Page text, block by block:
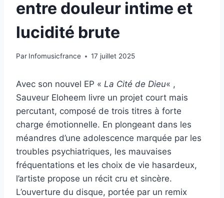
entre douleur intime et
lucidité brute
Par Infomusicfrance 17 juillet 2025
Avec son nouvel EP « La Cité de Dieu« ,
Sauveur Eloheem livre un projet court mais
percutant, composé de trois titres à forte
charge émotionnelle. En plongeant dans les
méandres d’une adolescence marquée par les
troubles psychiatriques, les mauvaises
fréquentations et les choix de vie hasardeux,
l’artiste propose un récit cru et sincère.
L’ouverture du disque, portée par un remix